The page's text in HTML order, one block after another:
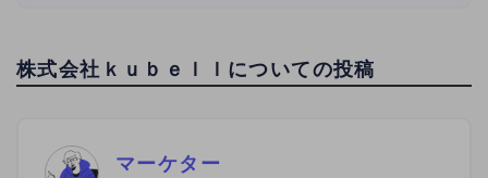
株式会社ｋｕｂｅｌｌについての投稿
マーケター